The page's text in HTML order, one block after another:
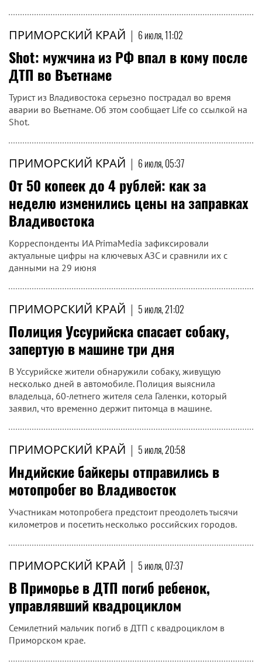
ПРИМОРСКИЙ КРАЙ | 6 июля, 11:02
Shot: мужчина из РФ впал в кому после
ДТП во Въетнаме
Турист из Владивостока серьезно пострадал во время
аварии во Вьетнаме. Об этом сообщает Life со ссылкой на
Shot.
ПРИМОРСКИЙ КРАЙ | 6 июля, 05:37
От 50 копеек до 4 рублей: как за
неделю изменились цены на заправках
Владивостока
Корреспонденты ИА PrimaMedia зафиксировали
актуальные цифры на ключевых АЗС и сравнили их с
данными на 29 июня
ПРИМОРСКИЙ КРАЙ | 5 июля, 21:02
Полиция Уссурийска спасает собаку,
запертую в машине три дня
В Уссурийске жители обнаружили собаку, живущую
несколько дней в автомобиле. Полиция выяснила
владельца, 60-летнего жителя села Галенки, который
заявил, что временно держит питомца в машине.
ПРИМОРСКИЙ КРАЙ | 5 июля, 20:58
Индийские байкеры отправились в
мотопробег во Владивосток
Участникам мотопробега предстоит преодолеть тысячи
километров и посетить несколько российских городов.
ПРИМОРСКИЙ КРАЙ | 5 июля, 07:37
В Приморье в ДТП погиб ребенок,
управлявший квадроциклом
Семилетний мальчик погиб в ДТП с квадроциклом в
Приморском крае.